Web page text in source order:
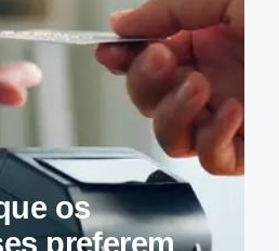
os
preferem